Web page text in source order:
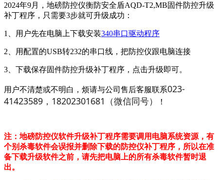
2024年9月，地磅防控仪衡防安全盾AQD-T2,MB固件防控升级
补丁程序，只需要3步就可升级成功：
1、用户先在电脑上下载安装340串口驱动程序
2、用配置的USB转232的串口线，把防控仪跟电脑连接
3、下载保存固件防控升级补丁程序，点击升级即可。
用户不清楚或不明白，烦请与公司售后客服联系023-
41423589，18202301681（微信同号）
！
注：地磅防控仪软件升级补丁程序需要调用电脑系统资源，有
个别杀毒软件会误报并删除下载的防控仪补丁程序，所以在准
备下载升级软件之前， 请先把电脑上的所有杀毒软件暂时退
出。